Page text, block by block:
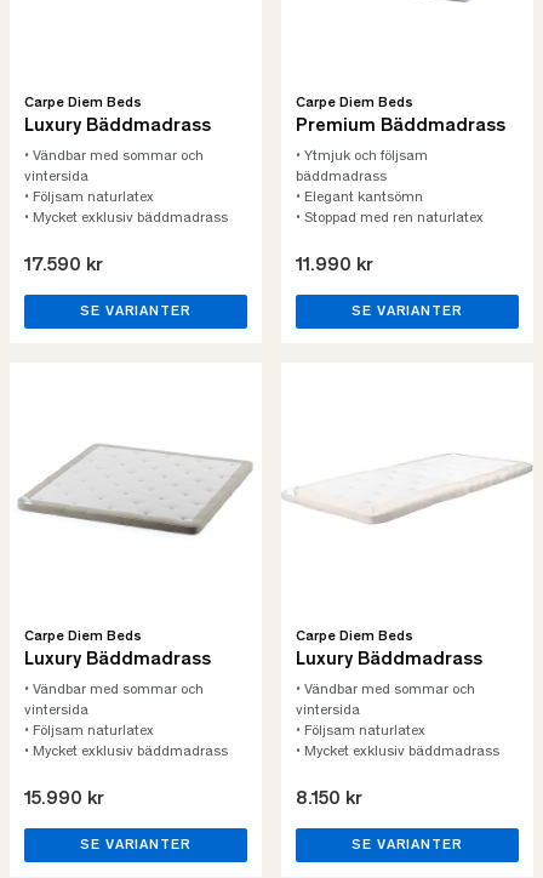
Carpe Diem Beds
Luxury Bäddmadrass
• Vändbar med sommar och
vintersida
• Följsam naturlatex
• Mycket exklusiv bäddmadrass
17.590 kr
SE VARIANTER
Carpe Diem Beds
Premium Bäddmadrass
• Ytmjuk och följsam
bäddmadrass
• Elegant kantsömn
• Stoppad med ren naturlatex
11.990 kr
SE VARIANTER
Carpe Diem Beds
Luxury Bäddmadrass
• Vändbar med sommar och
vintersida
• Följsam naturlatex
• Mycket exklusiv bäddmadrass
15.990 kr
SE VARIANTER
Carpe Diem Beds
Luxury Bäddmadrass
• Vändbar med sommar och
vintersida
• Följsam naturlatex
• Mycket exklusiv bäddmadrass
8.150 kr
SE VARIANTER